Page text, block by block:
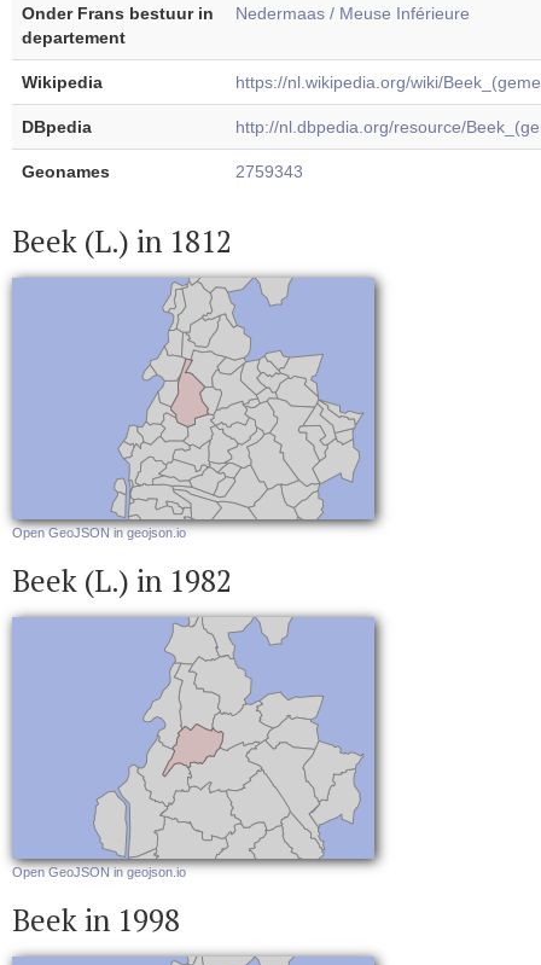
Onder Frans bestuur in
departement
Nedermaas / Meuse Inférieure
Wikipedia https://nl.wikipedia.org/wiki/
DBpedia http://nl.dbpedia.org/resource/
Geonames 2759343
Beek (L.) in 1812
Open GeoJSON in geojson.io
Beek (L.) in 1982
Open GeoJSON in geojson.io
Beek in 1998